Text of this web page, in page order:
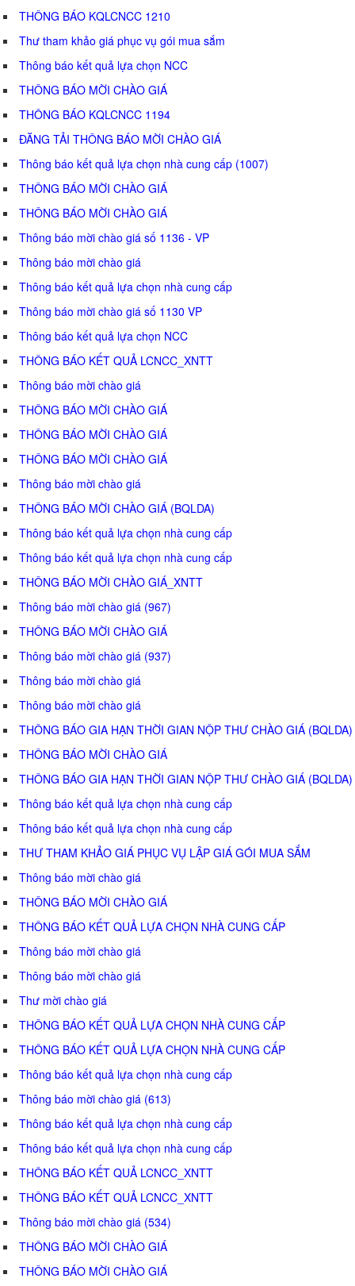
THÔNG BÁO KQLCNCC 1210
Thư tham khảo giá phục vụ gói mua sắm
Thông báo kết quả lựa chọn NCC
THÔNG BÁO MỜI CHÀO GIÁ
THÔNG BÁO KQLCNCC 1194
ĐĂNG TẢI THÔNG BÁO MỜI CHÀO GIÁ
Thông báo kết quả lựa chọn nhà cung cấp (1007)
THÔNG BÁO MỜI CHÀO GIÁ
THÔNG BÁO MỜI CHÀO GIÁ
Thông báo mời chào giá số 1136 - VP
Thông báo mời chào giá
Thông báo kết quả lựa chọn nhà cung cấp
Thông báo mời chào giá số 1130 VP
Thông báo kết quả lựa chọn NCC
THÔNG BÁO KẾT QUẢ LCNCC_XNTT
Thông báo mời chào giá
THÔNG BÁO MỜI CHÀO GIÁ
THÔNG BÁO MỜI CHÀO GIÁ
THÔNG BÁO MỜI CHÀO GIÁ
Thông báo mời chào giá
THÔNG BÁO MỜI CHÀO GIÁ (BQLDA)
Thông báo kết quả lựa chọn nhà cung cấp
Thông báo kết quả lựa chọn nhà cung cấp
THÔNG BÁO MỜI CHÀO GIÁ_XNTT
Thông báo mời chào giá (967)
THÔNG BÁO MỜI CHÀO GIÁ
Thông báo mời chào giá (937)
Thông báo mời chào giá
Thông báo mời chào giá
THÔNG BÁO GIA HẠN THỜI GIAN NỘP THƯ CHÀO GIÁ (BQLDA)
THÔNG BÁO MỜI CHÀO GIÁ
THÔNG BÁO GIA HẠN THỜI GIAN NỘP THƯ CHÀO GIÁ (BQLDA)
Thông báo kết quả lựa chọn nhà cung cấp
Thông báo kết quả lựa chọn nhà cung cấp
THƯ THAM KHẢO GIÁ PHỤC VỤ LẬP GIÁ GÓI MUA SẮM
Thông báo mời chào giá
THÔNG BÁO MỜI CHÀO GIÁ
THÔNG BÁO KẾT QUẢ LỰA CHỌN NHÀ CUNG CẤP
Thông báo mời chào giá
Thông báo mời chào giá
Thư mời chào giá
THÔNG BÁO KẾT QUẢ LỰA CHỌN NHÀ CUNG CẤP
THÔNG BÁO KẾT QUẢ LỰA CHỌN NHÀ CUNG CẤP
Thông báo kết quả lựa chọn nhà cung cấp
Thông báo mời chào giá (613)
Thông báo kết quả lựa chọn nhà cung cấp
Thông báo kết quả lựa chọn nhà cung cấp
THÔNG BÁO KẾT QUẢ LCNCC_XNTT
THÔNG BÁO KẾT QUẢ LCNCC_XNTT
Thông báo mời chào giá (534)
THÔNG BÁO MỜI CHÀO GIÁ
THÔNG BÁO MỜI CHÀO GIÁ